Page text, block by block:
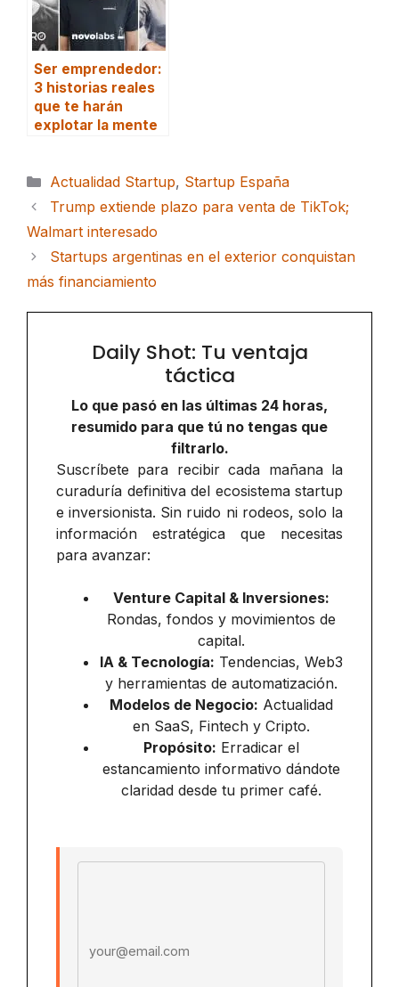
Ser emprendedor:
3 historias reales
que te harán
explotar la mente
Categorías
Actualidad Startup, Startup España
Trump extiende plazo para venta de TikTok;
Walmart interesado
Startups argentinas en el exterior conquistan
más financiamiento
Daily Shot: Tu ventaja
táctica
Lo que pasó en las últimas 24 horas,
resumido para que tú no tengas que
filtrarlo.
Suscríbete para recibir cada mañana la
curaduría definitiva del ecosistema startup
e inversionista. Sin ruido ni rodeos, solo la
información estratégica que necesitas
para avanzar:
Venture Capital & Inversiones:
Rondas, fondos y movimientos de
capital.
IA & Tecnología: Tendencias, Web3
y herramientas de automatización.
Modelos de Negocio: Actualidad
en SaaS, Fintech y Cripto.
Propósito: Erradicar el
estancamiento informativo dándote
claridad desde tu primer café.